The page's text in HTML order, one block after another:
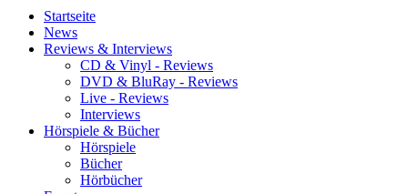
Startseite
News
Reviews & Interviews
CD & Vinyl - Reviews
DVD & BluRay - Reviews
Live - Reviews
Interviews
Hörspiele & Bücher
Hörspiele
Bücher
Hörbücher